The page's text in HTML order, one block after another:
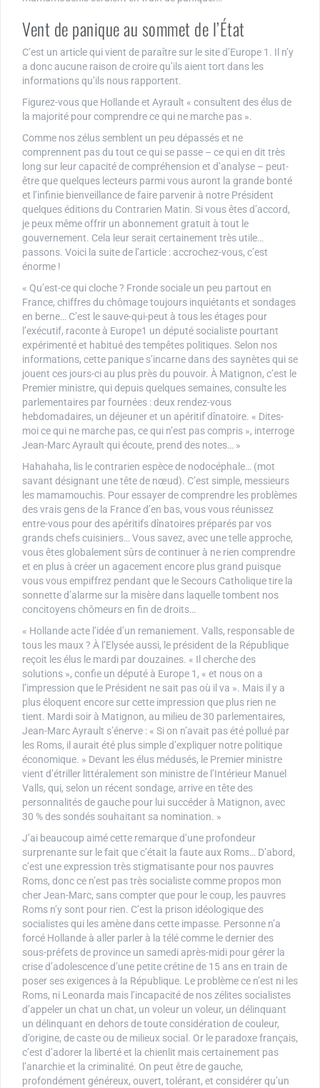
Vent de panique au sommet de l’État
C’est un article qui vient de paraître sur le site d’Europe 1. Il n’y
a donc aucune raison de croire qu’ils aient tort dans les
informations qu’ils nous rapportent.
Figurez-vous que Hollande et Ayrault « consultent des élus de
la majorité pour comprendre ce qui ne marche pas ».
Comme nos zélus semblent un peu dépassés et ne
comprennent pas du tout ce qui se passe – ce qui en dit très
long sur leur capacité de compréhension et d’analyse – peut-
être que quelques lecteurs parmi vous auront la grande bonté
et l’infinie bienveillance de faire parvenir à notre Président
quelques éditions du Contrarien Matin. Si vous êtes d’accord,
je peux même offrir un abonnement gratuit à tout le
gouvernement. Cela leur serait certainement très utile…
passons. Voici la suite de l’article : accrochez-vous, c’est
énorme !
« Qu’est-ce qui cloche ? Fronde sociale un peu partout en
France, chiffres du chômage toujours inquiétants et sondages
en berne… C’est le sauve-qui-peut à tous les étages pour
l’exécutif, raconte à Europe1 un député socialiste pourtant
expérimenté et habitué des tempêtes politiques. Selon nos
informations, cette panique s’incarne dans des saynètes qui se
jouent ces jours-ci au plus près du pouvoir. À Matignon, c’est le
Premier ministre, qui depuis quelques semaines, consulte les
parlementaires par fournées : deux rendez-vous
hebdomadaires, un déjeuner et un apéritif dînatoire. « Dites-
moi ce qui ne marche pas, ce qui n’est pas compris », interroge
Jean-Marc Ayrault qui écoute, prend des notes… »
Hahahaha, lis le contrarien espèce de nodocéphale… (mot
savant désignant une tête de nœud). C’est simple, messieurs
les mamamouchis. Pour essayer de comprendre les problèmes
des vrais gens de la France d’en bas, vous vous réunissez
entre-vous pour des apéritifs dînatoires préparés par vos
grands chefs cuisiniers… Vous savez, avec une telle approche,
vous êtes globalement sûrs de continuer à ne rien comprendre
et en plus à créer un agacement encore plus grand puisque
vous vous empiffrez pendant que le Secours Catholique tire la
sonnette d’alarme sur la misère dans laquelle tombent nos
concitoyens chômeurs en fin de droits…
« Hollande acte l’idée d’un remaniement. Valls, responsable de
tous les maux ? À l’Elysée aussi, le président de la République
reçoit les élus le mardi par douzaines. « Il cherche des
solutions », confie un député à Europe 1, « et nous on a
l’impression que le Président ne sait pas où il va ». Mais il y a
plus éloquent encore sur cette impression que plus rien ne
tient. Mardi soir à Matignon, au milieu de 30 parlementaires,
Jean-Marc Ayrault s’énerve : « Si on n’avait pas été pollué par
les Roms, il aurait été plus simple d’expliquer notre politique
économique. » Devant les élus médusés, le Premier ministre
vient d’étriller littéralement son ministre de l’Intérieur Manuel
Valls, qui, selon un récent sondage, arrive en tête des
personnalités de gauche pour lui succéder à Matignon, avec
30 % des sondés souhaitant sa nomination. »
J’ai beaucoup aimé cette remarque d’une profondeur
surprenante sur le fait que c’était la faute aux Roms… D’abord,
c’est une expression très stigmatisante pour nos pauvres
Roms, donc ce n’est pas très socialiste comme propos mon
cher Jean-Marc, sans compter que pour le coup, les pauvres
Roms n’y sont pour rien. C’est la prison idéologique des
socialistes qui les amène dans cette impasse. Personne n’a
forcé Hollande à aller parler à la télé comme le dernier des
sous-préfets de province un samedi après-midi pour gérer la
crise d’adolescence d’une petite crétine de 15 ans en train de
poser ses exigences à la République. Le problème ce n’est ni les
Roms, ni Leonarda mais l’incapacité de nos zélites socialistes
d’appeler un chat un chat, un voleur un voleur, un délinquant
un délinquant en dehors de toute considération de couleur,
d’origine, de caste ou de milieux social. Or le paradoxe français,
c’est d’adorer la liberté et la chienlit mais certainement pas
l’anarchie et la criminalité. On peut être de gauche,
profondément généreux, ouvert, tolérant, et considérer qu’un